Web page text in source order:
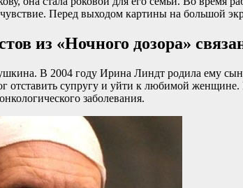
Перед выходом картины на большой
из «Ночного дозора»
В 2004 году Ирина Линдт родила ему
отставить супругу и уйти к любимой
заболевания.